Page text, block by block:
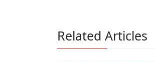
Related Articles